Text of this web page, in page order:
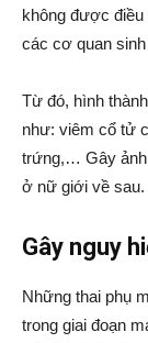
không được điều
các cơ quan
Từ đó, hình
như: viêm cổ tử
trứng,… Gây ảnh
ở nữ giới về sau.
Gây nguy
Những thai phụ
trong giai đoạn